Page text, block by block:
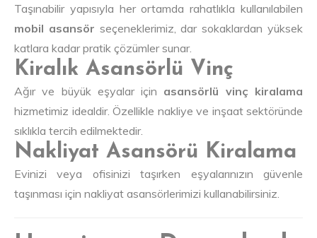
Taşınabilir yapısıyla her ortamda rahatlıkla kullanılabilen
mobil asansör seçeneklerimiz, dar sokaklardan yüksek
katlara kadar pratik çözümler sunar.
Kiralık Asansörlü Vinç
Ağır ve büyük eşyalar için asansörlü vinç kiralama
hizmetimiz idealdir. Özellikle nakliye ve inşaat sektöründe
sıklıkla tercih edilmektedir.
Nakliyat Asansörü Kiralama
Evinizi veya ofisinizi taşırken eşyalarınızın güvenle
taşınması için nakliyat asansörlerimizi kullanabilirsiniz.